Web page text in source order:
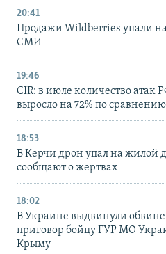
20:41
Продажи Wildberries упали
СМИ
19:46
CIR: в июле количество атак
выросло на 72% по
18:53
В Керчи дрон упал на жилой
сообщают о жертвах
18:02
В Украине выдвинули
приговор бойцу ГУР МО
Крыму